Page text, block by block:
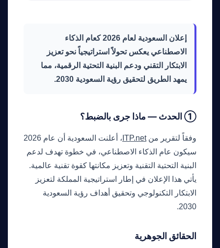
إعلان السعودية لعام 2026 كعام الذكاء
الاصطناعي يعكس تحولاً استراتيجياً نحو تعزيز
الابتكار التقني ودعم البنية التحتية الرقمية، مما
يمهد الطريق لتحقيق رؤية السعودية 2030.
① الحدث — ماذا جرى بالضبط؟
وفقاً لتقرير منITP.net
، أعلنت السعودية أن عام 2026
سيكون عام الذكاء الاصطناعي، في خطوة تهدف لدعم
البنية التحتية التقنية وتعزيز مكانتها كقوة تقنية عالمية.
يأتي هذا الإعلان في إطار استراتيجية المملكة لتعزيز
الابتكار التكنولوجي وتحقيق أهداف رؤية السعودية
2030.
الحقائق الجوهرية